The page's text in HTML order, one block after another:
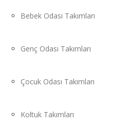
Bebek Odası Takımları
Genç Odası Takımları
Çocuk Odası Takımları
Koltuk Takımları